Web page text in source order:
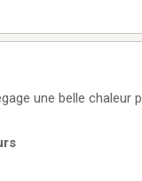
une belle chaleur